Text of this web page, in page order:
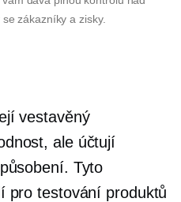
zákazníky a zisky.
vestavěný
ale účtují
Tyto
pro testování produktů